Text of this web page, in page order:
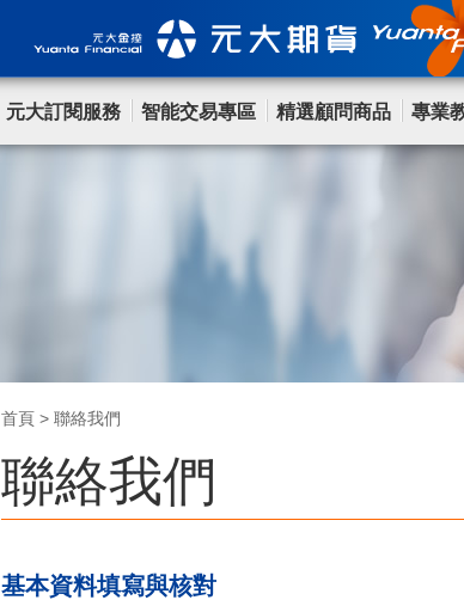
元大訂閱服務 智能交易專區 精選顧問商品 專業
首頁 > 聯絡我們
聯絡我們
基本資料填寫與核對